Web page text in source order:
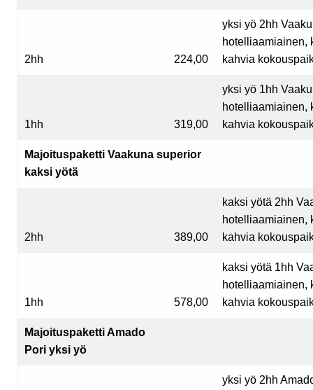
2hh 224,00
yksi yö 2hh
hotelliaamiainen,
kahvia
1hh 319,00
yksi yö 1hh
hotelliaamiainen,
kahvia
Majoituspaketti Vaakuna superior
kaksi yötä
2hh 389,00
kaksi yötä 2hh
hotelliaamiainen,
kahvia
1hh 578,00
kaksi yötä 1hh
hotelliaamiainen,
kahvia
Majoituspaketti Amado
Pori yksi yö
yksi yö 2hh